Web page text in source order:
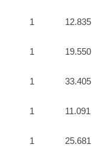
1 12.835
1 19.550
1 33.405
1 11.091
1 25.681